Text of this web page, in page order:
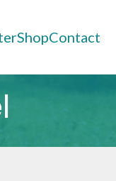
ShopContact